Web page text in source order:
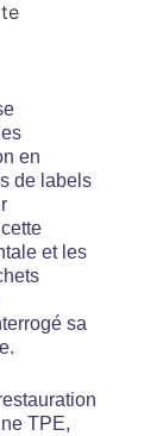
en
de labels
et les
sa
TPE,